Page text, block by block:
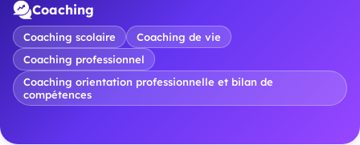
Coaching
Coaching scolaire
Coaching de vie
Coaching professionnel
Coaching orientation professionnelle et bilan de
compétences